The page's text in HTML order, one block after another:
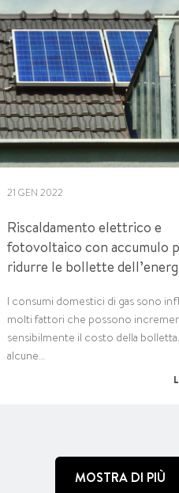
21 GEN 2022
Riscaldamento elettrico e
fotovoltaico con accumulo
ridurre le bollette
I consumi domestici di gas sono
molti fattori che possono
sensibilmente il costo della
alcune…
MOSTRA DI PIÙ